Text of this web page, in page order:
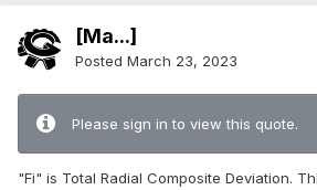
[Ma...]
Posted March 23, 2023
Please sign in to view this quote.
"Fi" is Total Radial Composite Deviation.